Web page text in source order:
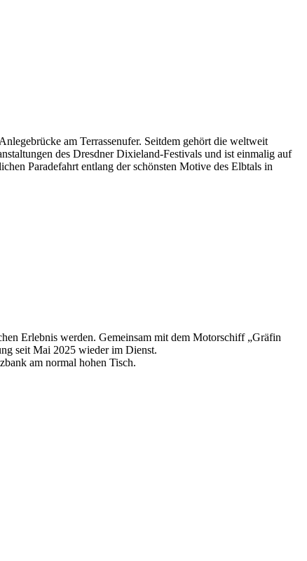
am Terrassenufer. Seitdem gehört die weltweit
des Dresdner Dixieland-Festivals und ist einmalig auf
Paradefahrt entlang der schönsten Motive des Elbtals in
Erlebnis werden. Gemeinsam mit dem Motorschiff „Gräfin
seit Mai 2025 wieder im Dienst.
am normal hohen Tisch.